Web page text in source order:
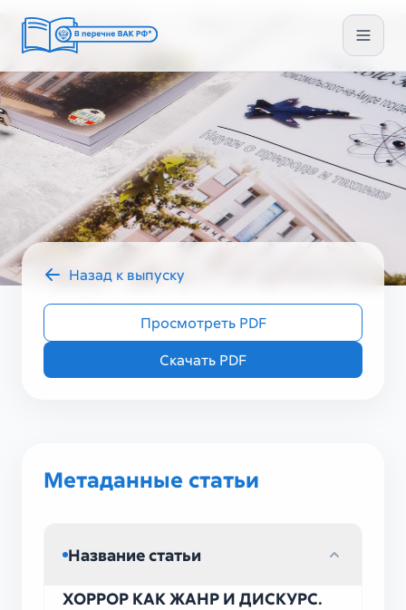
УЗ ГУМ IV (68)
Назад к выпуску
Просмотреть PDF
Скачать PDF
Метаданные статьи
Название статьи
ХОРРОР КАК ЖАНР И ДИСКУРС.